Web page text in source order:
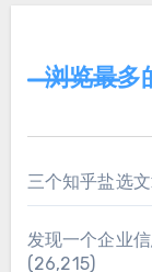
浏览最多
三个知乎盐选
发现一个企业
(26,215)